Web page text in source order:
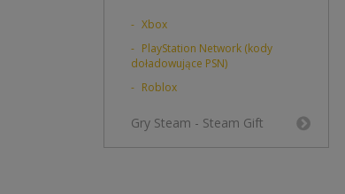
Xbox
PlayStation Network (kody
doładowujące PSN)
Roblox
Gry Steam - Steam Gift